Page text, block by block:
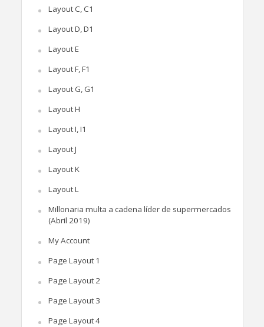
Layout C, C1
Layout D, D1
Layout E
Layout F, F1
Layout G, G1
Layout H
Layout I, I1
Layout J
Layout K
Layout L
Millonaria multa a cadena líder de supermercados
(Abril 2019)
My Account
Page Layout 1
Page Layout 2
Page Layout 3
Page Layout 4